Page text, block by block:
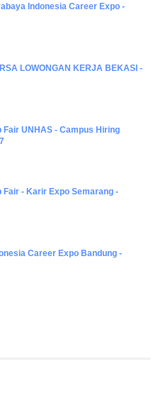
Indonesia Career Expo -
LOWONGAN KERJA BEKASI -
Fair UNHAS - Campus Hiring
Fair - Karir Expo Semarang -
Career Expo Bandung -